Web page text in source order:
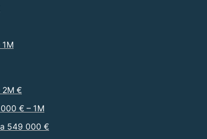
2M €
€ – 1M
549 000 €